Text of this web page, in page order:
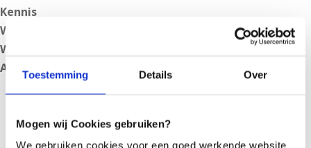
Toestemming Details Over
Mogen wij Cookies gebruiken?
We gebruiken cookies voor een goed werkende website
Deutsch
Nederlands
Deutsch
Log In
Kennis
Wetenschap en aandoeningen
Werken met Microbiome Center
Agenda